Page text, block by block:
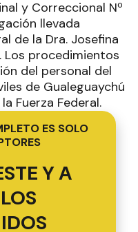
y Correccional Nº
llevada
de la Dra. Josefina
. Los procedimientos
del personal del
de Gualeguaychú
Fuerza Federal.
ES SOLO
Y A